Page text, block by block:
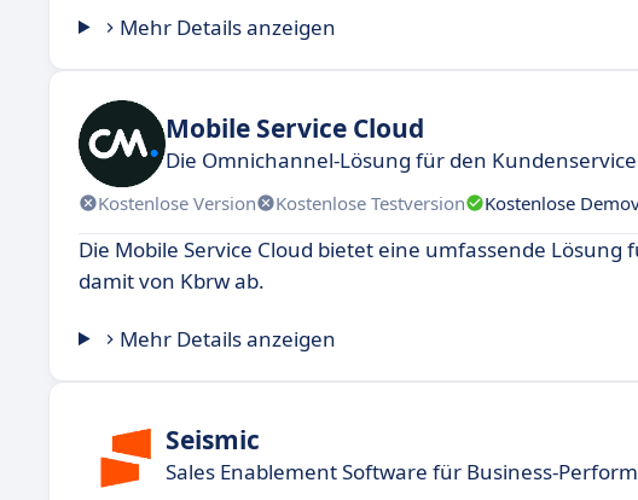
Mehr Details anzeigen
Mobile Service Cloud
Die Omnichannel-Lösung für den Kundenservice
Kostenlose Version Kostenlose Testversion Kostenlose
Die Mobile Service Cloud bietet eine umfassende
damit von Kbrw ab.
Mehr Details anzeigen
Seismic
Sales Enablement Software für Business-